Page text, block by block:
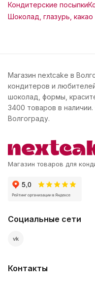
Кондитерские посыпки
Шоколад, глазурь, какао
Магазин nextcake в
кондитеров и
шоколад, формы,
3400 товаров в
Волгограду.
Магазин товаров для
Социальные сети
vk
Контакты